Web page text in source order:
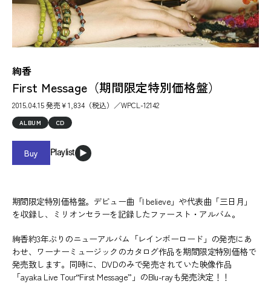
絢香
First Message（期間限定特別価格盤）
2015.04.15 発売￥1,834（税込）／WPCL-12142
ALBUM CD
Buy Playlist
期間限定特別価格盤。デビュー曲「I believe」や代表曲「三日月」
を収録し、ミリオンセラーを記録したファースト・アルバム。
絢香約3年ぶりのニューアルバム「レインボーロード」の発売にあ
わせ、ワーナーミュージックのカタログ作品を期間限定特別価格で
発売致します。同時に、DVDのみで発売されていた映像作品
「ayaka Live Tour“First Message”」のBlu-rayも発売決定！！